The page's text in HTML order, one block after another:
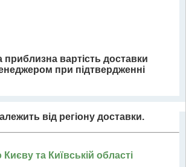
вартість доставки
при підтвердженні
від регіону доставки.
та Київській області